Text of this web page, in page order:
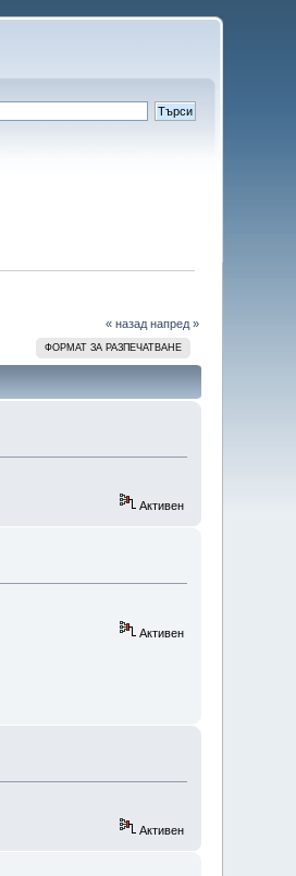
« назад напред »
ФОРМАТ ЗА РАЗПЕЧАТВАНЕ
Активен
Активен
Активен